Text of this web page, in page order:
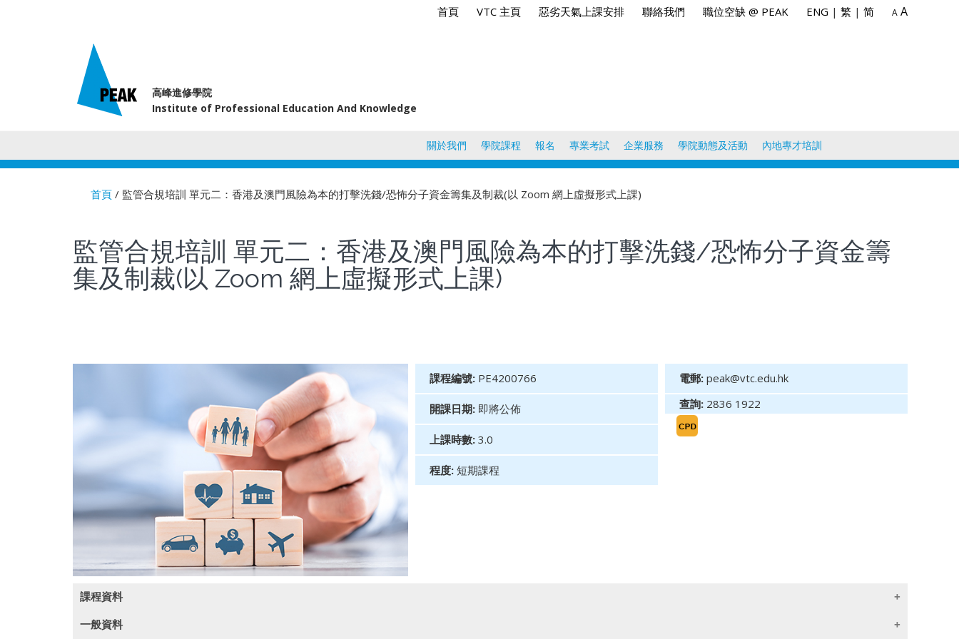
首頁 VTC 主頁 惡劣天氣上課安排 聯絡我們 職位空缺 @ PEAK ENG | 繁 | 简 A A
高峰進修學院
Institute of Professional Education And Knowledge
關於我們 學院課程 報名 專業考試 企業服務 學院動態及活動 內地專才培訓
首頁 / 監管合規培訓 單元二：香港及澳門風險為本的打擊洗錢/恐怖分子資金籌集及制裁(以 Zoom 網上虛擬形式上課)
監管合規培訓 單元二：香港及澳門風險為本的打擊洗錢/恐怖分子資金籌
集及制裁(以 Zoom 網上虛擬形式上課)
課程編號: PE4200766
開課日期: 即將公佈
上課時數: 3.0
程度: 短期課程
電郵: peak@vtc.edu.hk
查詢: 2836 1922
課程資料
一般資料